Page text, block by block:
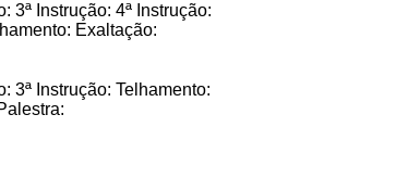
3ª Instrução: 4ª Instrução:
Exaltação:
3ª Instrução: Telhamento: